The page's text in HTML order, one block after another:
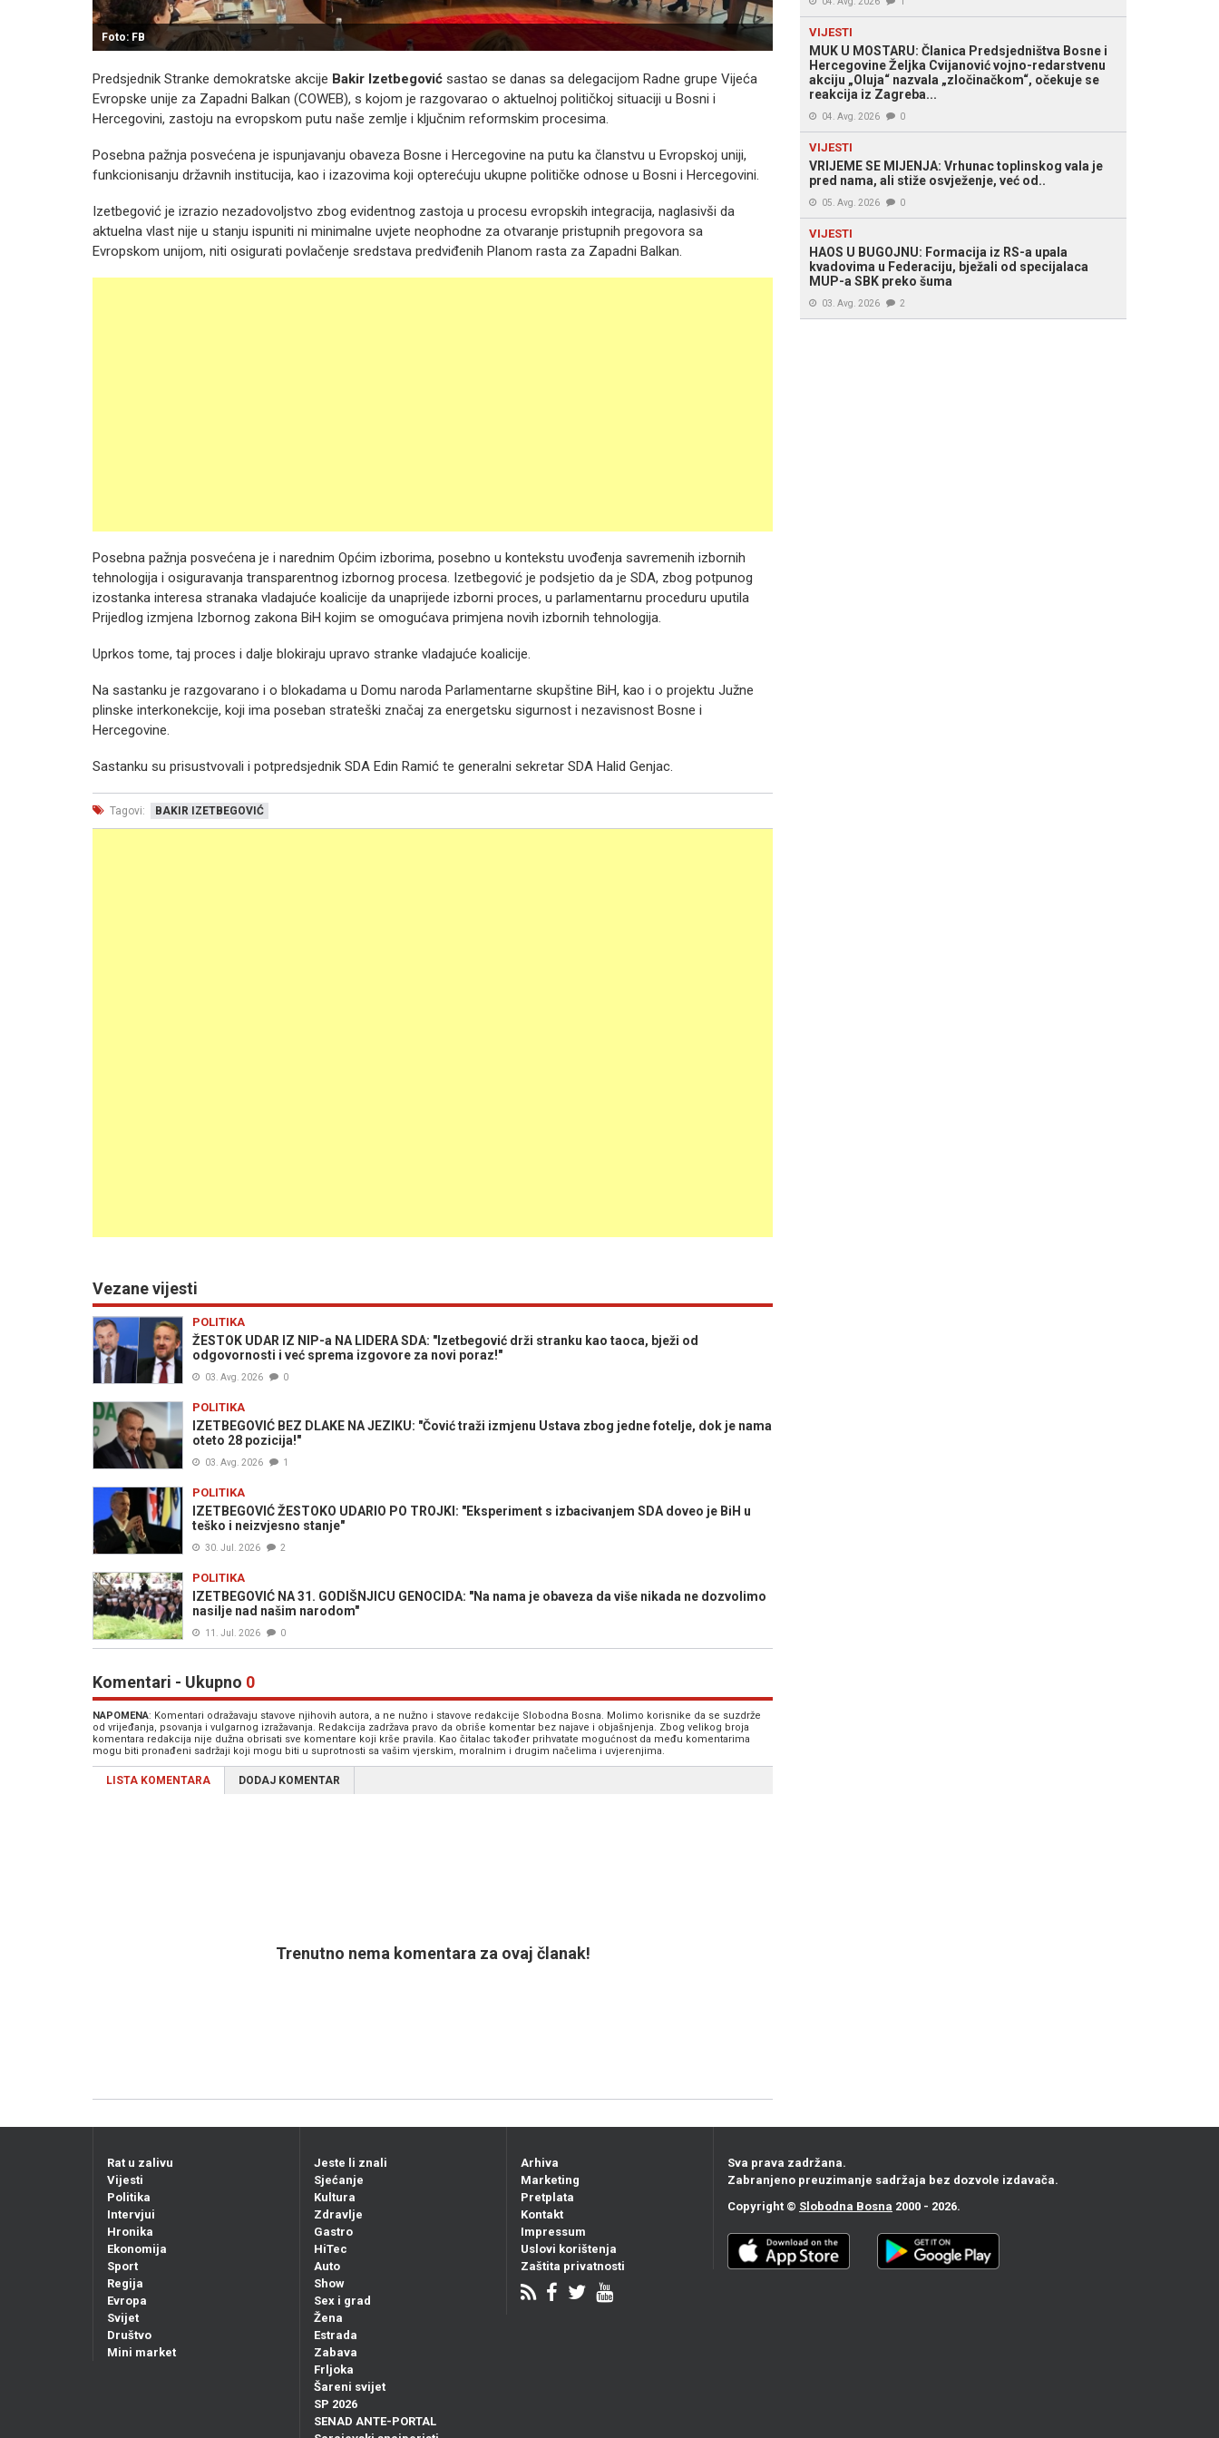
Foto: FB
Predsjednik Stranke demokratske akcije Bakir Izetbegović sastao se danas sa delegacijom Radne grupe Vijeća
Evropske unije za Zapadni Balkan (COWEB), s kojom je razgovarao o aktuelnoj političkoj situaciji u Bosni i
Hercegovini, zastoju na evropskom putu naše zemlje i ključnim reformskim procesima.
Posebna pažnja posvećena je ispunjavanju obaveza Bosne i Hercegovine na putu ka članstvu u Evropskoj uniji,
funkcionisanju državnih institucija, kao i izazovima koji opterećuju ukupne političke odnose u Bosni i Hercegovini.
Izetbegović je izrazio nezadovoljstvo zbog evidentnog zastoja u procesu evropskih integracija, naglasivši da
aktuelna vlast nije u stanju ispuniti ni minimalne uvjete neophodne za otvaranje pristupnih pregovora sa
Evropskom unijom, niti osigurati povlačenje sredstava predviđenih Planom rasta za Zapadni Balkan.
Posebna pažnja posvećena je i narednim Općim izborima, posebno u kontekstu uvođenja savremenih izbornih
tehnologija i osiguravanja transparentnog izbornog procesa. Izetbegović je podsjetio da je SDA, zbog potpunog
izostanka interesa stranaka vladajuće koalicije da unaprijede izborni proces, u parlamentarnu proceduru uputila
Prijedlog izmjena Izbornog zakona BiH kojim se omogućava primjena novih izbornih tehnologija.
Uprkos tome, taj proces i dalje blokiraju upravo stranke vladajuće koalicije.
Na sastanku je razgovarano i o blokadama u Domu naroda Parlamentarne skupštine BiH, kao i o projektu Južne
plinske interkonekcije, koji ima poseban strateški značaj za energetsku sigurnost i nezavisnost Bosne i
Hercegovine.
Sastanku su prisustvovali i potpredsjednik SDA Edin Ramić te generalni sekretar SDA Halid Genjac.
Tagovi: BAKIR IZETBEGOVIĆ
Vezane vijesti
POLITIKA
ŽESTOK UDAR IZ NIP-a NA LIDERA SDA: "Izetbegović drži stranku kao taoca, bježi od
odgovornosti i već sprema izgovore za novi poraz!"
03. Avg. 2026 0
POLITIKA
IZETBEGOVIĆ BEZ DLAKE NA JEZIKU: "Čović traži izmjenu Ustava zbog jedne fotelje, dok je nama
oteto 28 pozicija!"
03. Avg. 2026 1
POLITIKA
IZETBEGOVIĆ ŽESTOKO UDARIO PO TROJKI: "Eksperiment s izbacivanjem SDA doveo je BiH u
teško i neizvjesno stanje"
30. Jul. 2026 2
POLITIKA
IZETBEGOVIĆ NA 31. GODIŠNJICU GENOCIDA: "Na nama je obaveza da više nikada ne dozvolimo
nasilje nad našim narodom"
11. Jul. 2026 0
Komentari - Ukupno 0
NAPOMENA: Komentari odražavaju stavove njihovih autora, a ne nužno i stavove redakcije Slobodna Bosna. Molimo korisnike da se suzdrže
od vrijeđanja, psovanja i vulgarnog izražavanja. Redakcija zadržava pravo da obriše komentar bez najave i objašnjenja. Zbog velikog broja
komentara redakcija nije dužna obrisati sve komentare koji krše pravila. Kao čitalac također prihvatate mogućnost da među komentarima
mogu biti pronađeni sadržaji koji mogu biti u suprotnosti sa vašim vjerskim, moralnim i drugim načelima i uvjerenjima.
LISTA KOMENTARA DODAJ KOMENTAR
Trenutno nema komentara za ovaj članak!
VIJESTI
MUK U MOSTARU: Članica Predsjedništva Bosne i
Hercegovine Željka Cvijanović vojno-redarstvenu
akciju „Oluja“ nazvala „zločinačkom“, očekuje se
reakcija iz Zagreba...
04. Avg. 2026 0
VIJESTI
VRIJEME SE MIJENJA: Vrhunac toplinskog vala je
pred nama, ali stiže osvježenje, već od..
05. Avg. 2026 0
VIJESTI
HAOS U BUGOJNU: Formacija iz RS-a upala
kvadovima u Federaciju, bježali od specijalaca
MUP-a SBK preko šuma
03. Avg. 2026 2
Rat u zalivu
Vijesti
Politika
Intervjui
Hronika
Ekonomija
Sport
Regija
Evropa
Svijet
Društvo
Mini market
Jeste li znali
Sjećanje
Kultura
Zdravlje
Gastro
HiTec
Auto
Show
Sex i grad
Žena
Estrada
Zabava
Frljoka
Šareni svijet
SP 2026
SENAD ANTE-PORTAL
Arhiva
Marketing
Pretplata
Kontakt
Impressum
Uslovi korištenja
Zaštita privatnosti
Sva prava zadržana.
Zabranjeno preuzimanje sadržaja bez dozvole izdavača.
Copyright © Slobodna Bosna 2000 - 2026.